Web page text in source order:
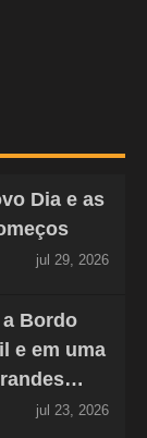
Dia e as
jul 29, 2026
Bordo
e em uma
jul 23, 2026